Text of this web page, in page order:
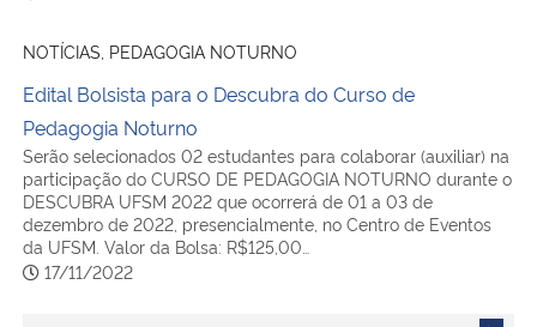
NOTÍCIAS, PEDAGOGIA NOTURNO
Edital Bolsista para o Descubra do Curso de
Pedagogia Noturno
Serão selecionados 02 estudantes para colaborar (auxiliar) na
participação do CURSO DE PEDAGOGIA NOTURNO durante o
DESCUBRA UFSM 2022 que ocorrerá de 01 a 03 de
dezembro de 2022, presencialmente, no Centro de Eventos
da UFSM. Valor da Bolsa: R$125,00…
17/11/2022